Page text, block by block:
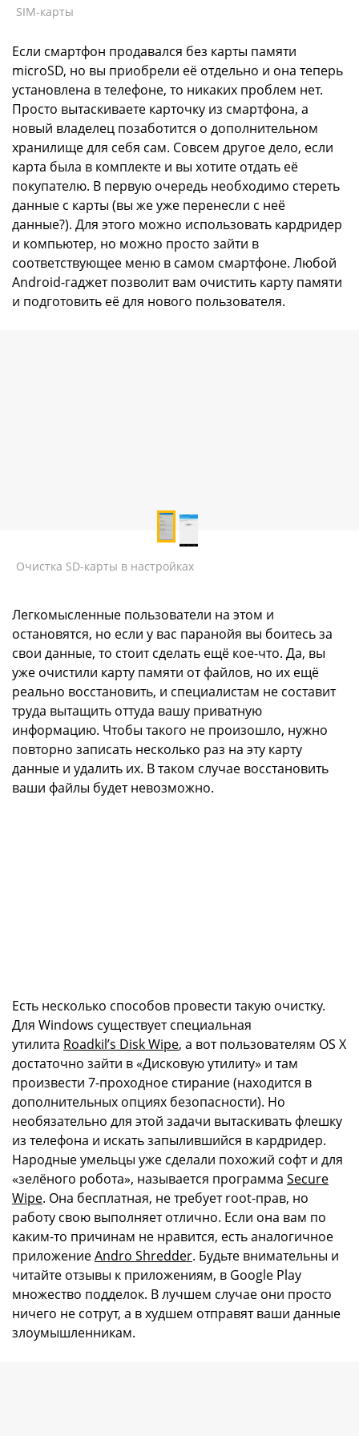
SIM-карты
Если смартфон продавался без карты памяти
microSD, но вы приобрели её отдельно и она теперь
установлена в телефоне, то никаких проблем нет.
Просто вытаскиваете карточку из смартфона, а
новый владелец позаботится о дополнительном
хранилище для себя сам. Совсем другое дело, если
карта была в комплекте и вы хотите отдать её
покупателю. В первую очередь необходимо стереть
данные с карты (вы же уже перенесли с неё
данные?). Для этого можно использовать кардридер
и компьютер, но можно просто зайти в
соответствующее меню в самом смартфоне. Любой
Android-гаджет позволит вам очистить карту памяти
и подготовить её для нового пользователя.
Очистка SD-карты в настройках
Легкомысленные пользователи на этом и
остановятся, но если у вас паранойя вы боитесь за
свои данные, то стоит сделать ещё кое-что. Да, вы
уже очистили карту памяти от файлов, но их ещё
реально восстановить, и специалистам не составит
труда вытащить оттуда вашу приватную
информацию. Чтобы такого не произошло, нужно
повторно записать несколько раз на эту карту
данные и удалить их. В таком случае восстановить
ваши файлы будет невозможно.
Есть несколько способов провести такую очистку.
Для Windows существует специальная
утилита Roadkil’s Disk Wipe, а вот пользователям OS X
достаточно зайти в «Дисковую утилиту» и там
произвести 7-проходное стирание (находится в
дополнительных опциях безопасности). Но
необязательно для этой задачи вытаскивать флешку
из телефона и искать запылившийся в кардридер.
Народные умельцы уже сделали похожий софт и для
«зелёного робота», называется программа Secure
Wipe. Она бесплатная, не требует root-прав, но
работу свою выполняет отлично. Если она вам по
каким-то причинам не нравится, есть аналогичное
приложениеAndro Shredder. Будьте внимательны и
читайте отзывы к приложениям, в Google Play
множество подделок. В лучшем случае они просто
ничего не сотрут, а в худшем отправят ваши данные
злоумышленникам.